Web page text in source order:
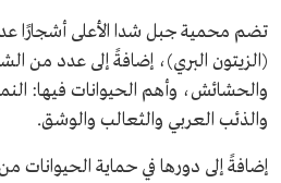
تضم محمية جبل شدا الأعلى أشجارًا
(الزيتون البري)، إضافةً إلى عدد من
والحشائش، وأهم الحيوانات فيها:
والذئب العربي والثعالب والوشق.
إضافةً إلى دورها في حماية الحيوانات